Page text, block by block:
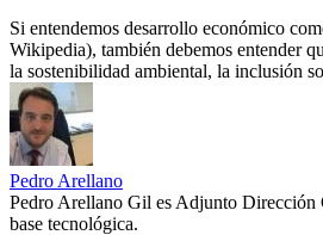
Si entendemos desarrollo económico
Wikipedia), también debemos entender
la sostenibilidad ambiental, la inclusión
Pedro Arellano
Pedro Arellano Gil es Adjunto Dirección
base tecnológica.